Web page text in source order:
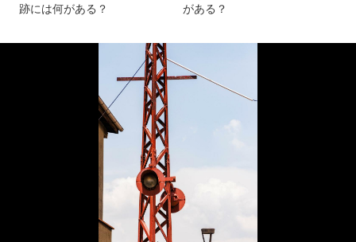
跡には何がある？
がある？